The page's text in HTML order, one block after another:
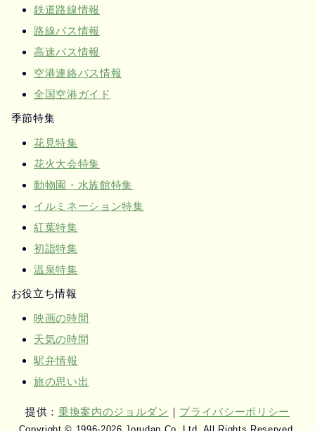
鉄道路線情報
路線バス情報
高速バス情報
空港連絡バス情報
全国空港ガイド
季節特集
花見特集
花火大会特集
動物園・水族館特集
イルミネーション特集
紅葉特集
初詣特集
温泉特集
お役立ち情報
映画の時間
天気の時間
駅弁情報
旅の思い出
提供： 乗換案内のジョルダン ｜ プライバシーポリシー